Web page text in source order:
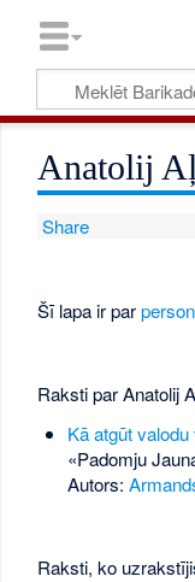
Anatolij
Share
Šī lapa ir par
Raksti par Anatolij
Kā atgūt
«Padomju
Autors:
Raksti, ko